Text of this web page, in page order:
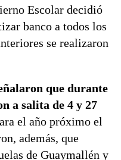
Escolar decidió
banco a todos los
se realizaron
que durante
a salita de 4 y 27
el año próximo el
además, que
de Guaymallén y